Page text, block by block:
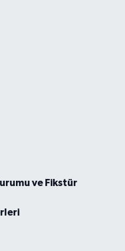
ve Fikstür